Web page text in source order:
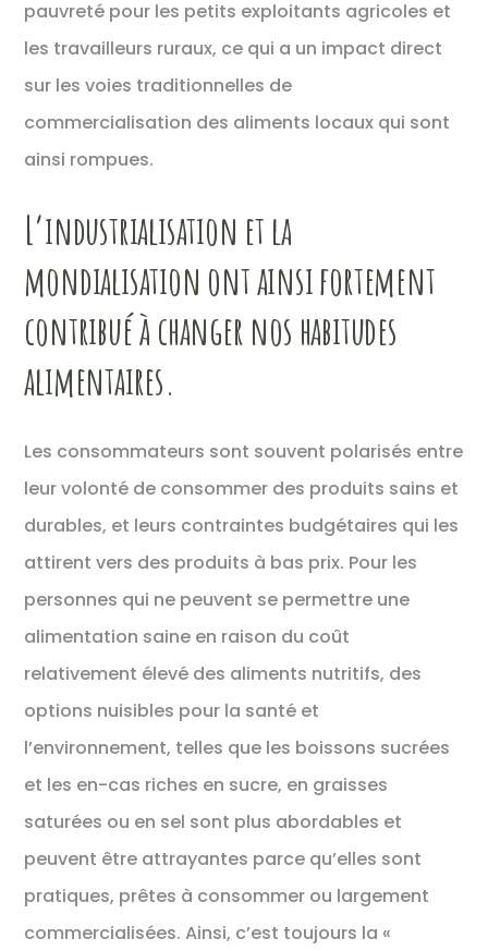
pauvreté pour les petits exploitants agricoles et
les travailleurs ruraux, ce qui a un impact direct
sur les voies traditionnelles de
commercialisation des aliments locaux qui sont
ainsi rompues.
L’industrialisation et la
mondialisation ont ainsi fortement
contribué à changer nos habitudes
alimentaires.
Les consommateurs sont souvent polarisés entre
leur volonté de consommer des produits sains et
durables, et leurs contraintes budgétaires qui les
attirent vers des produits à bas prix. Pour les
personnes qui ne peuvent se permettre une
alimentation saine en raison du coût
relativement élevé des aliments nutritifs, des
options nuisibles pour la santé et
l’environnement, telles que les boissons sucrées
et les en-cas riches en sucre, en graisses
saturées ou en sel sont plus abordables et
peuvent être attrayantes parce qu’elles sont
pratiques, prêtes à consommer ou largement
commercialisées. Ainsi, c’est toujours la «